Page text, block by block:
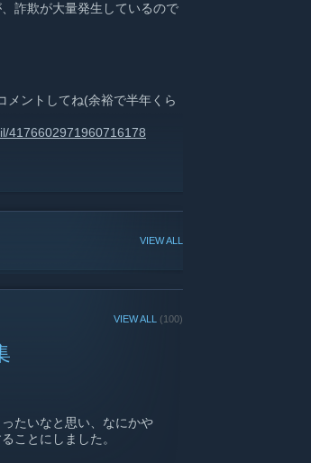
詐欺が大量発生しているので
メントしてね(余裕で半年くら
4176602971960716178
VIEW ALL
VIEW ALL (100)
たいなと思い、なにかや
ことにしました。